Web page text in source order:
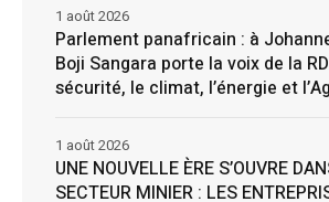
Parlement panafricain : à
Boji Sangara porte la voix de la
sécurité, le climat, l’énergie et
1 août 2026
UNE NOUVELLE ÈRE S’OUVRE
SECTEUR MINIER : LES
1 août 2026